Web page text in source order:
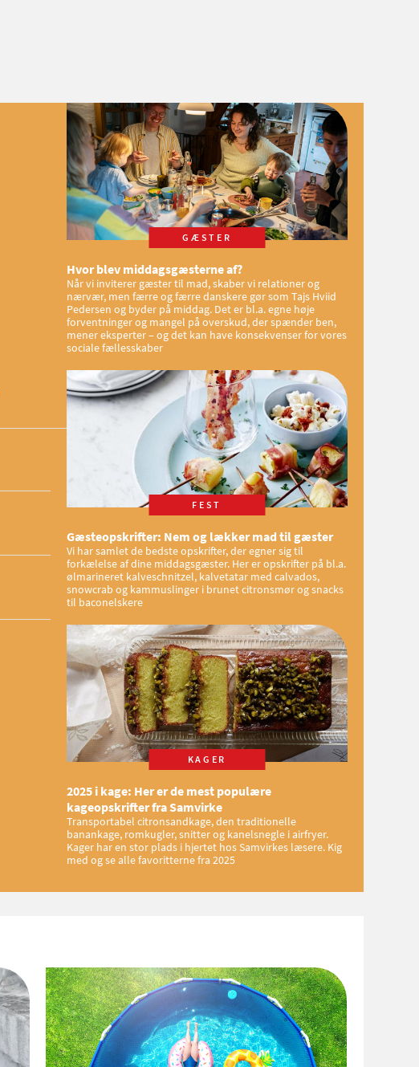
GÆSTER
Hvor blev middagsgæsterne af?
Når vi inviterer gæster til mad, skaber vi relationer og
nærvær, men færre og færre danskere gør som Tajs Hviid
Pedersen og byder på middag. Det er bl.a. egne høje
forventninger og mangel på overskud, der spænder ben,
mener eksperter – og det kan have konsekvenser for vores
sociale fællesskaber
FEST
Gæsteopskrifter: Nem og lækker mad til gæster
Vi har samlet de bedste opskrifter, der egner sig til
forkælelse af dine middagsgæster. Her er opskrifter på bl.a.
ølmarineret kalveschnitzel, kalvetatar med calvados,
snowcrab og kammuslinger i brunet citronsmør og snacks
til baconelskere
KAGER
2025 i kage: Her er de mest populære
kageopskrifter fra Samvirke
Transportabel citronsandkage, den traditionelle
banankage, romkugler, snitter og kanelsnegle i airfryer.
Kager har en stor plads i hjertet hos Samvirkes læsere. Kig
med og se alle favoritterne fra 2025